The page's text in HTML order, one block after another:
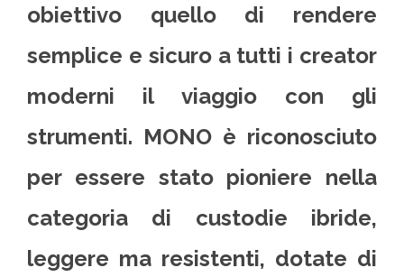
obiettivo quello di rendere
semplice e sicuro a tutti i creator
moderni il viaggio con gli
strumenti. MONO è riconosciuto
per essere stato pioniere nella
categoria di custodie ibride,
leggere ma resistenti, dotate di